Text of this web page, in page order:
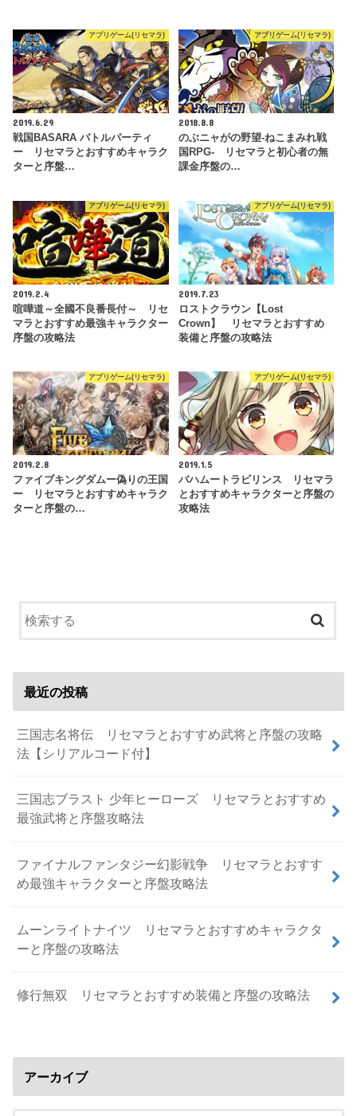
アプリゲーム(リセマラ)
2019.6.29
戦国BASARA バトルパーティ
ー リセマラとおすすめキャラク
ターと序盤…
アプリゲーム(リセマラ)
2018.8.8
のぶニャがの野望‐ねこまみれ戦
国RPG- リセマラと初心者の無
課金序盤の…
アプリゲーム(リセマラ)
2019.2.4
喧嘩道～全國不良番長付～ リセ
マラとおすすめ最強キャラクター
序盤の攻略法
アプリゲーム(リセマラ)
2019.7.23
ロストクラウン【Lost
Crown】 リセマラとおすすめ
装備と序盤の攻略法
アプリゲーム(リセマラ)
2019.2.8
ファイブキングダムー偽りの王国
ー リセマラとおすすめキャラク
ターと序盤の…
アプリゲーム(リセマラ)
2019.1.5
バハムートラビリンス リセマラ
とおすすめキャラクターと序盤の
攻略法
最近の投稿
三国志名将伝 リセマラとおすすめ武将と序盤の攻略
法【シリアルコード付】
三国志ブラスト 少年ヒーローズ リセマラとおすすめ
最強武将と序盤攻略法
ファイナルファンタジー幻影戦争 リセマラとおすす
め最強キャラクターと序盤攻略法
ムーンライトナイツ リセマラとおすすめキャラクタ
ーと序盤の攻略法
修行無双 リセマラとおすすめ装備と序盤の攻略法
アーカイブ